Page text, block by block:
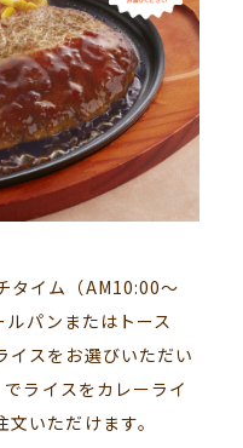
タイム（AM10:00〜
パンまたはトース
イスをお選びいただい
ライスをカレーライ
いただけます。